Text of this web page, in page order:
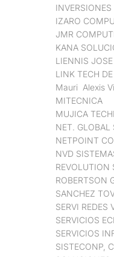
IZARO
JMR
KANA
LIENNIS
LINK TECH
Mauri Alexis
MITECNICA
MUJICA
NET. GLOBAL
NETPOINT
NVD
REVOLUTION
ROBERTSON
SANCHEZ
SERVI REDES
SERVICIOS
SERVICIOS
SISTECONP,